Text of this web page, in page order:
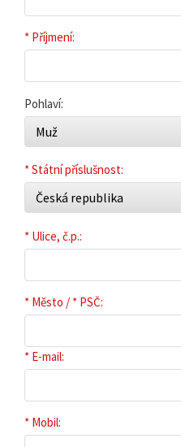
* Příjmení:
Pohlaví:
Muž
* Státní příslušnost:
Česká republika
* Ulice, č.p.:
* Město / * PSČ:
* E-mail:
* Mobil: